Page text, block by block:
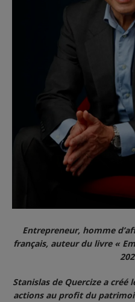
Entrepreneur, homme
français, auteur du livre «
Stanislas de Quercize a créé
actions au profit du